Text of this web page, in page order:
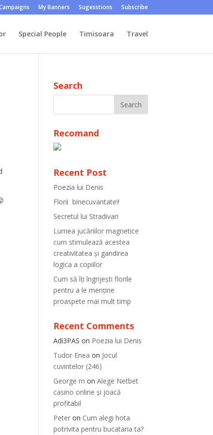
My Banners Sugesstions Subscribe
Special People Timisoara Travel
Search
Recomand
Recent Post
Poezia lui Denis
Florii binecuvantate!!
Secretul lui Stradivari
Lumea jucăriilor magnetice
cum stimulează acestea
creativitatea și gandirea
logica a copiilor
Cum să îți îngrijești florile
pentru a le menține
proaspete mai mult timp
Recent Comments
Adi3PAS on Poezia lui Denis
Tudor Enea on Jocul
cuvintelor (246)
George m onAlege Netbet
casino online și joacă
profitabil
Peter on Cum alegi hota
potrivita pentru bucataria ta?